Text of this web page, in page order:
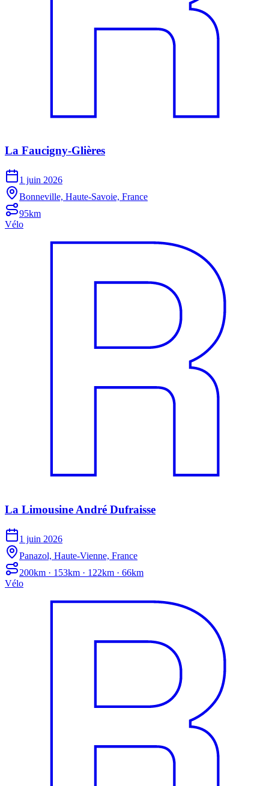
La Faucigny-Glières
1 juin 2026
Bonneville, Haute-Savoie, France
95km
Vélo
La Limousine André Dufraisse
1 juin 2026
Panazol, Haute-Vienne, France
200km · 153km · 122km · 66km
Vélo